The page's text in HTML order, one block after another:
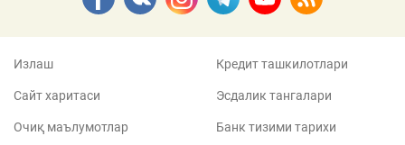
Излаш
Сайт харитаси
Очиқ маълумотлар
Кредит ташкилотлари
Эсдалик тангалари
Банк тизими тарихи